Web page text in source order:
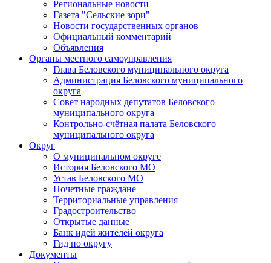
Региональные новости
Газета "Сельские зори"
Новости государственных органов
Официальный комментарий
Объявления
Органы местного самоуправления
Глава Беловского муниципального округа
Администрация Беловского муниципального
округа
Совет народных депутатов Беловского
муниципального округа
Контрольно-счётная палата Беловского
муниципального округа
Округ
О муниципальном округе
История Беловского МО
Устав Беловского МО
Почетные граждане
Территориальные управления
Градостроительство
Открытые данные
Банк идей жителей округа
Гид по округу
Документы